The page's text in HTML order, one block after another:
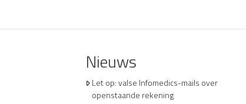
Nieuws
Let op: valse Infomedics-mails over
openstaande rekening